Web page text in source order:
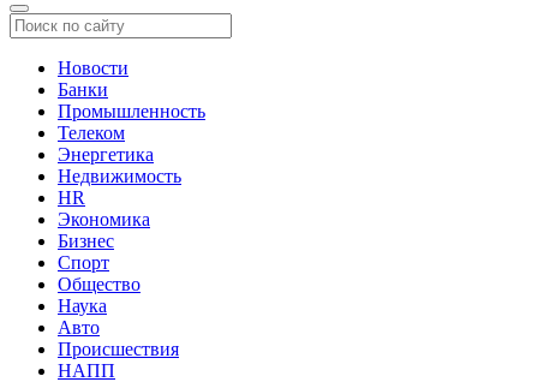
Новости
Банки
Промышленность
Телеком
Энергетика
Недвижимость
HR
Экономика
Бизнес
Спорт
Общество
Наука
Авто
Происшествия
НАПП